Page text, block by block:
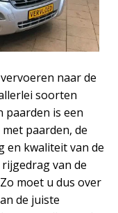
naar de
soorten
paarden is een
paarden, de
en kwaliteit van de
van de
moet u dus over
de juiste